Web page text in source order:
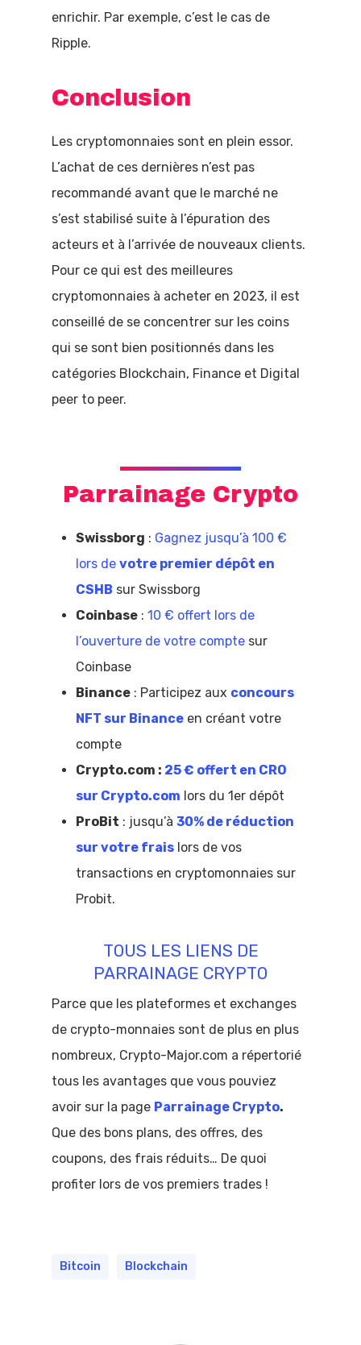
enrichir. Par exemple, c’est le cas de
Ripple.
Conclusion
Les cryptomonnaies sont en plein essor.
L’achat de ces dernières n’est pas
recommandé avant que le marché ne
s’est stabilisé suite à l’épuration des
acteurs et à l’arrivée de nouveaux clients.
Pour ce qui est des meilleures
cryptomonnaies à acheter en 2023, il est
conseillé de se concentrer sur les coins
qui se sont bien positionnés dans les
catégories Blockchain, Finance et Digital
peer to peer.
Parrainage Crypto
Swissborg : Gagnez jusqu’à 100 €
lors devotre premier dépôt en
CSHB sur Swissborg
Coinbase :10 € offert lors de
l’ouverture de votre compte sur
Coinbase
Binance : Participez aux concours
NFT sur Binance en créant votre
compte
Crypto.com : 25 € offert en CRO
sur Crypto.com lors du 1er dépôt
ProBit : jusqu’à30% de réduction
sur votre frais lors de vos
transactions en cryptomonnaies sur
Probit.
TOUS LES LIENS DE
PARRAINAGE CRYPTO
Parce que les plateformes et exchanges
de crypto-monnaies sont de plus en plus
nombreux, Crypto-Major.com a répertorié
tous les avantages que vous pouviez
avoir sur la page Parrainage Crypto.
Que des bons plans, des offres, des
coupons, des frais réduits… De quoi
profiter lors de vos premiers trades !
Bitcoin Blockchain